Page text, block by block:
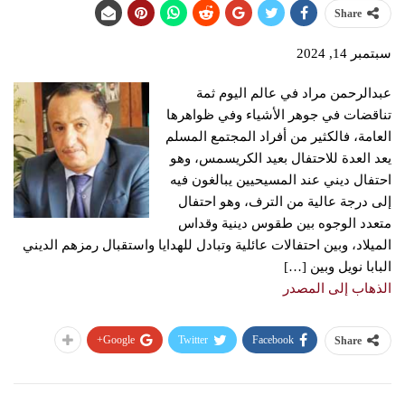
Share
سبتمبر 14, 2024
عبدالرحمن مراد في عالم اليوم ثمة
تناقضات في جوهر الأشياء وفي ظواهرها
العامة، فالكثير من أفراد المجتمع المسلم
يعد العدة للاحتفال بعيد الكريسمس، وهو
احتفال ديني عند المسيحيين يبالغون فيه
إلى درجة عالية من الترف، وهو احتفال
متعدد الوجوه بين طقوس دينية وقداس
الميلاد، وبين احتفالات عائلية وتبادل للهدايا واستقبال رمزهم الديني
البابا نويل وبين […]
الذهاب إلى المصدر
Share
Facebook
Twitter
Google+